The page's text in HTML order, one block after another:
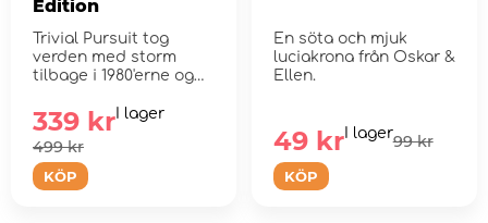
Edition
Trivial Pursuit tog
verden med storm
tilbage i 1980'erne og
KÖP
499 kr
339 kr I lager
En söta och mjuk
luciakrona från Oskar &
Ellen.
KÖP
99 kr
49 krI lager